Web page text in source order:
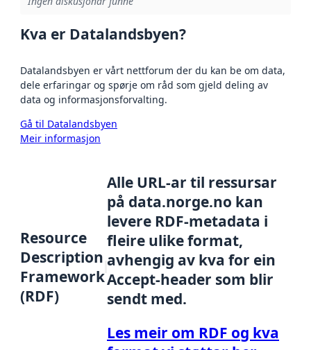
Kva er Datalandsbyen?
Datalandsbyen er vårt nettforum der du kan be om data,
dele erfaringar og spørje om råd som gjeld deling av
data og informasjonsforvalting.
Gå til Datalandsbyen
Meir informasjon
Resource
Description
Framework
(RDF)
Alle URL-ar til ressursar
på data.norge.no kan
levere RDF-metadata i
fleire ulike format,
avhengig av kva for ein
Accept-header som blir
sendt med.
Les meir om RDF og kva